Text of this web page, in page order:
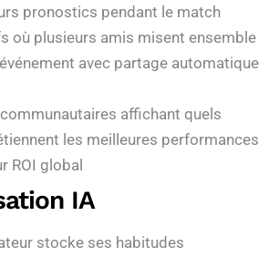
pronostics pendant le match
où plusieurs amis misent ensemble
avec partage automatique
affichant quels
les meilleures performances
ROI global
IA
stocke ses habitudes